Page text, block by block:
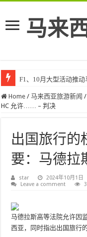
马来
F1、10月大型活动推动
Home / 马来西亚旅游新闻 /
HC 允许…… – 判决
出国旅行的
要：马德拉
star 2024年10月1日
Leave a comment
马德拉斯高等法院允许因
西亚，同时指出出国旅行